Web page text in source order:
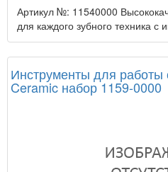
Артикул №: 11540000
для каждого зубного техника с
Инструменты для работы
Ceramic набор 1159-0000